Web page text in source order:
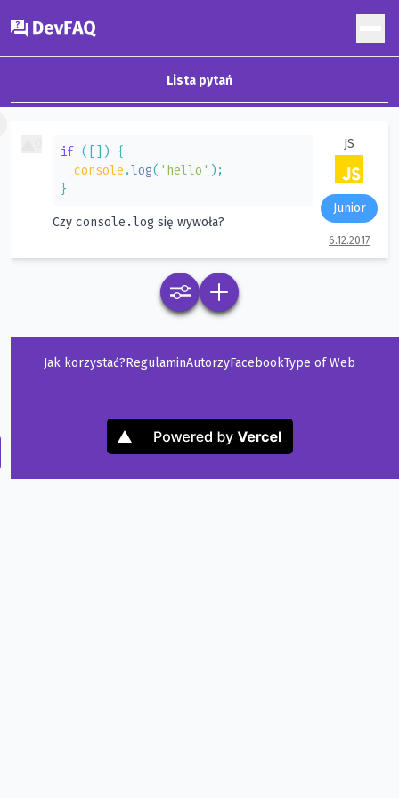
DevFAQ
Lista pytań
if ( [] ) {
console .log( 'hello' ) ;
}
Czy console.log się wywoła?
JS
Junior
6.12.2017
Jak korzystać?RegulaminAutorzyFacebookType of Web